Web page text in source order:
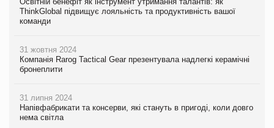
ThinkGlobal підвищує лояльність та продуктивність вашої
команди
31 жовтня 2024
Компанія Rarog Tactical Gear презентувала надлегкі керамічні
бронеплити
31 липня 2024
Напівфабрикати та консерви, які стануть в пригоді, коли довго
нема світла